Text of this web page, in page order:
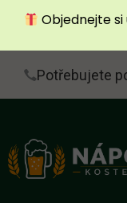
Potřebujete
Objednejte